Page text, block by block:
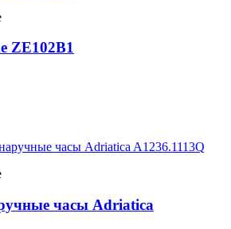
ZE102B1
часы Adriatica